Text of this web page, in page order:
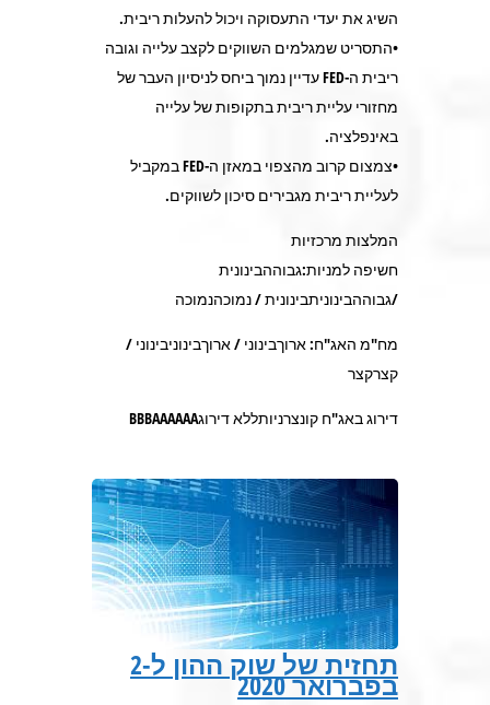
השיג את יעדי התעסוקה ויכול להעלות ריבית.
•התסריט שמגלמים השווקים לקצב עלייה וגובה
ריבית ה-FED עדיין נמוך ביחס לניסיון העבר של
מחזורי עליית ריבית בתקופות של עלייה
באינפלציה.
•צמצום קרוב מהצפוי במאזן ה-FED במקביל
לעליית ריבית מגבירים סיכון לשווקים.
המלצות מרכזיות
חשיפה למניות:גבוההבינונית
/גבוההבינוניתבינונית / נמוכהנמוכה
מח"מ האג"ח: ארוךבינוני / ארוךבינוניבינוני /
קצרקצר
דירוג באג"ח קונצרניותללא דירוגBBBAAAAAA
תחזית של שוק ההון ל-2
בפברואר 2020